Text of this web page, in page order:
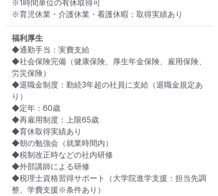
※1時間単位の有休取得可
※育児休業・介護休業・看護休暇：取得実績あり
福利厚生
◆通勤手当：実費支給
◆社会保険完備（健康保険、厚生年金保険、雇用保険、
労災保険）
◆退職金制度：勤続3年超の社員に支給（退職金規定あ
り）
◆定年：60歳
◆再雇用制度：上限65歳
◆育休取得実績あり
◆朝の勉強会（就業時間内）
◆税制改正時などの社内研修
◆外部講師による研修
◆税理士資格習得サポート（大学院進学支援：担当先調
整、学費支援※条件あり）